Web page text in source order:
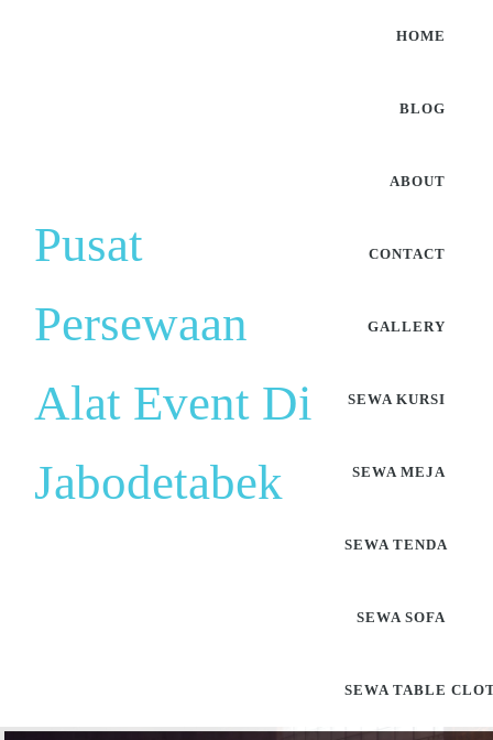
Pusat
Persewaan
Alat Event Di
Jabodetabek
HOME
BLOG
ABOUT
CONTACT
GALLERY
SEWA KURSI
SEWA MEJA
SEWA TENDA
SEWA SOFA
SEWA TABLE